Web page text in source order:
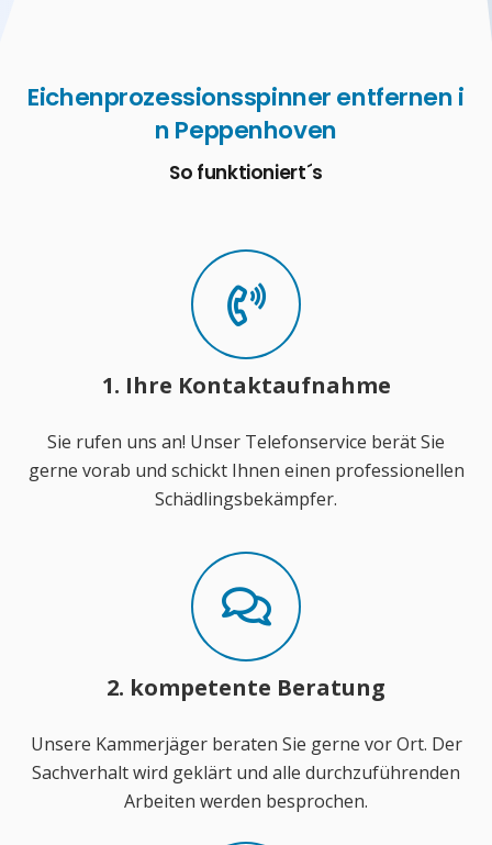
Eichenprozessionsspinner entfernen i
n Peppenhoven
So funktioniert´s
1. Ihre Kontaktaufnahme
Sie rufen uns an! Unser Telefonservice berät Sie
gerne vorab und schickt Ihnen einen professionellen
Schädlingsbekämpfer.
2. kompetente Beratung
Unsere Kammerjäger beraten Sie gerne vor Ort. Der
Sachverhalt wird geklärt und alle durchzuführenden
Arbeiten werden besprochen.